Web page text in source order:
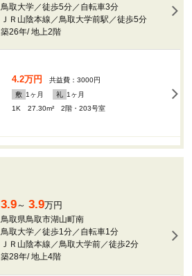
鳥取大学／徒歩5分／自転車3分
ＪＲ山陰本線／鳥取大学前駅／徒歩5分
築26年/地上2階
4.2万円
共益費：3000円
敷 1ヶ月 礼 1ヶ月
1K 27.30m²
2階・203号室
3.9～ 3.9万円
鳥取県鳥取市湖山町南
鳥取大学／徒歩1分／自転車1分
ＪＲ山陰本線／鳥取大学前／徒歩2分
築28年/地上4階